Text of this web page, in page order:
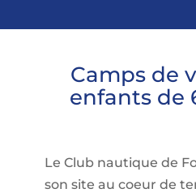
Camps de
enfants de
Le Club nautique de
son site au coeur de